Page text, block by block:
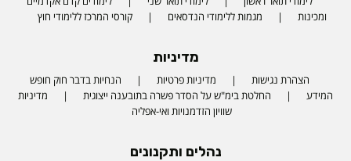
ומכינות
מגמות ללימודי הנדסאים קורסי המרכז ללימודי חוץ
מדיניות
הצהרת נגישות מדיניות פרטיות
הנחיות בדבר חוק חופש
המידע
החלטת בימ"ש על הסדר פשרה בתובענה ייצוגית
מדיניות
שוויון הזדמנויות ואי-אפליה
נהלים ותקנונים